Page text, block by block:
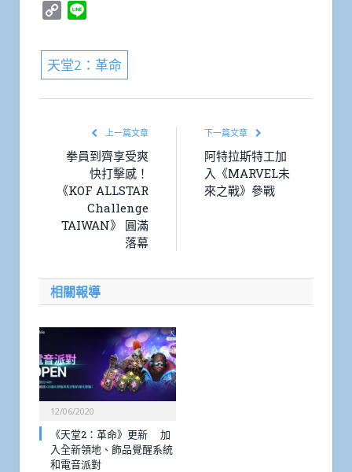
Copy
天堂2：革命
上一篇文章
拳員到齊享受爽
快打擊感！
《KOF ALLSTAR
Challenge
TAIWAN》 圓滿
落幕
下一篇文章
阿特拉斯特工加
入《MARVEL未
來之戰》參戰
相關報導
12/06/2020
《天堂2：革命》更新 加
入全新領地、飾品覺醒系統
和電音派對